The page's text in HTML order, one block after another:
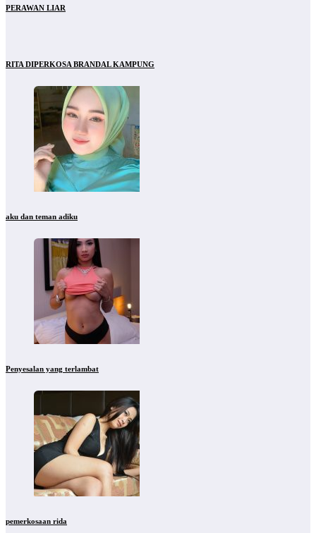
PERAWAN LIAR
RITA DIPERKOSA BRANDAL KAMPUNG
aku dan teman adiku
Penyesalan yang terlambat
pemerkosaan rida